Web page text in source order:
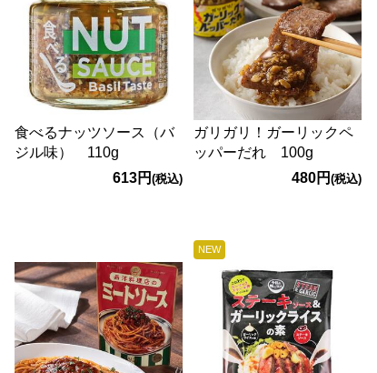
食べるナッツソース（バ
ジル味） 110g
613円(税込)
ガリガリ！ガーリックペ
ッパーだれ 100g
480円 (税込)
NEW